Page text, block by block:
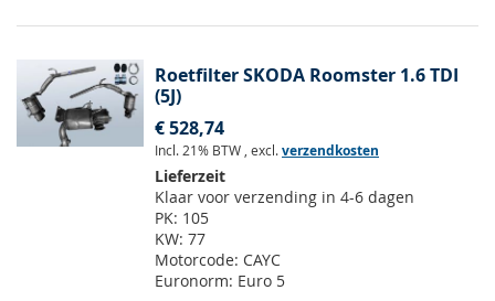
Roetfilter SKODA Roomster 1.6 TDI
(5J)
€ 528,74
Incl. 21% BTW , excl.verzendkosten
Lieferzeit
Klaar voor verzending in 4-6 dagen
PK: 105
KW: 77
Motorcode: CAYC
Euronorm: Euro 5